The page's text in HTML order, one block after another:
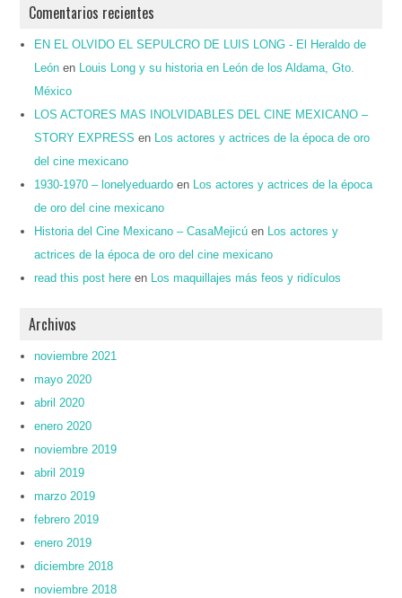
Comentarios recientes
EN EL OLVIDO EL SEPULCRO DE LUIS LONG - El Heraldo de
León en
Louis Long y su historia en León de los Aldama, Gto.
México
LOS ACTORES MAS INOLVIDABLES DEL CINE MEXICANO –
STORY EXPRESS en
Los actores y actrices de la época de oro
del cine mexicano
1930-1970 – lonelyeduardo en
Los actores y actrices de la época
de oro del cine mexicano
Historia del Cine Mexicano – CasaMejicú en
Los actores y
actrices de la época de oro del cine mexicano
read this post here en Los maquillajes más feos y ridículos
Archivos
noviembre 2021
mayo 2020
abril 2020
enero 2020
noviembre 2019
abril 2019
marzo 2019
febrero 2019
enero 2019
diciembre 2018
noviembre 2018